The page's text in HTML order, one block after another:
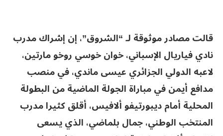
قالت مصادر موثوقة لـ “الشروق”، إن إشراك مدرب
نادي فياريال الإسباني، خوان خوسي روخو مارتين،
لاعبه الدولي الجزائري عيسى ماندي، في منصب
مدافع أيمن في مباراة الجولة الماضية من البطولة
المحلية أمام ديبورتيفو ألافيس، أقلق كثيرا مدرب
المنتخب الوطني، جمال بلماضي، الذي يسعى